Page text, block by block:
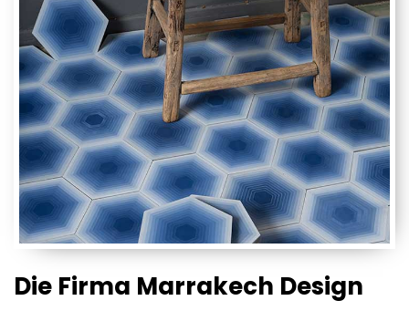
Die Firma Marrakech Design